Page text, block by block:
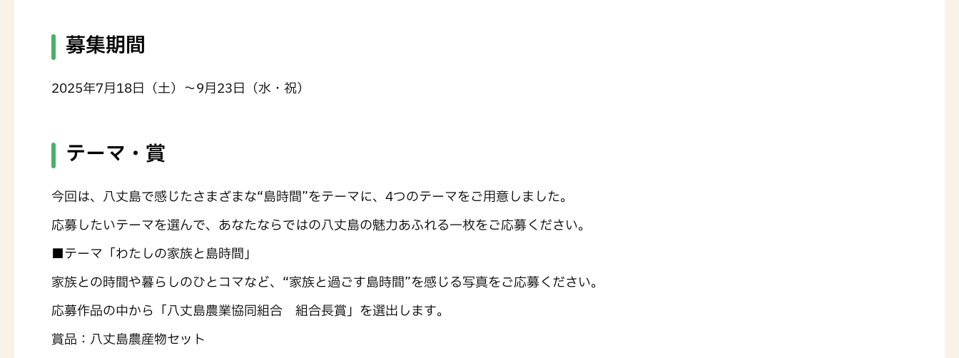
募集期間
2025年7月18日（土）～9月23日（水・祝）
テーマ・賞
今回は、八丈島で感じたさまざまな“島時間”をテーマに、4つのテーマをご用意しました。
応募したいテーマを選んで、あなたならではの八丈島の魅力あふれる一枚をご応募ください。
■テーマ「わたしの家族と島時間」
家族との時間や暮らしのひとコマなど、“家族と過ごす島時間”を感じる写真をご応募ください。
応募作品の中から「八丈島農業協同組合 組合長賞」を選出します。
賞品：八丈島農産物セット